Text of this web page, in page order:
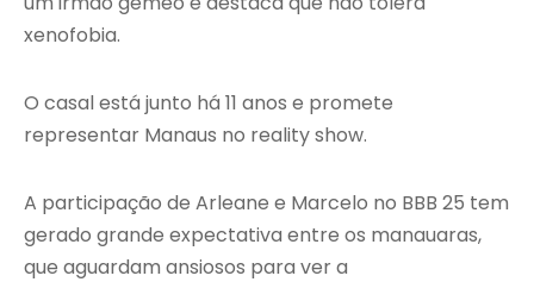
xenofobia.
O casal está junto há 11 anos e promete
representar Manaus no reality show.
A participação de Arleane e Marcelo no BBB 25 tem
gerado grande expectativa entre os manauaras,
que aguardam ansiosos para ver a